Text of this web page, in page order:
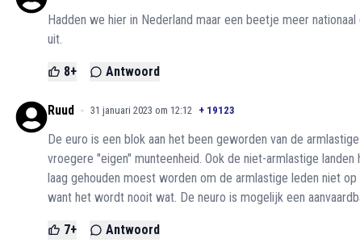
Hadden we hier in Nederland maar een beetje meer
uit.
8+ Antwoord
Ruud 31 januari 2023 om 12:12 + 19123
De euro is een blok aan het been geworden van de
vroegere "eigen" munteenheid. Ook de niet-armlastige
laag gehouden moest worden om de armlastige leden niet
want het wordt nooit wat. De neuro is mogelijk een
7+ Antwoord